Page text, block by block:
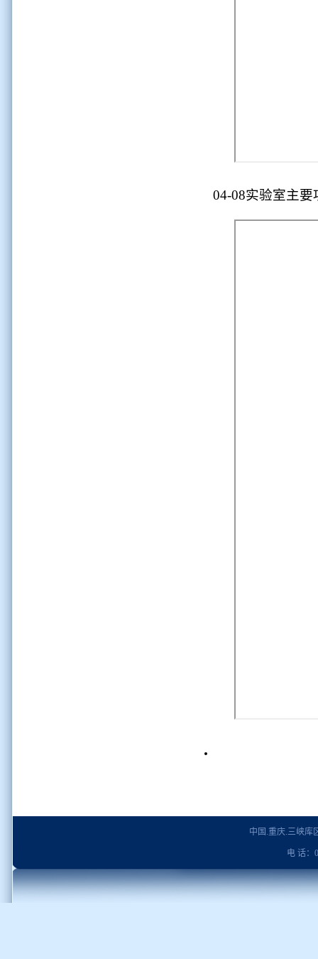
04-08实验室主要
中国.重庆.三峡库
电 话：